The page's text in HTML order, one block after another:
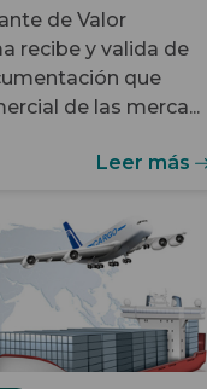
de Valor
recibe y valida de
que
de las merca...
Leer más